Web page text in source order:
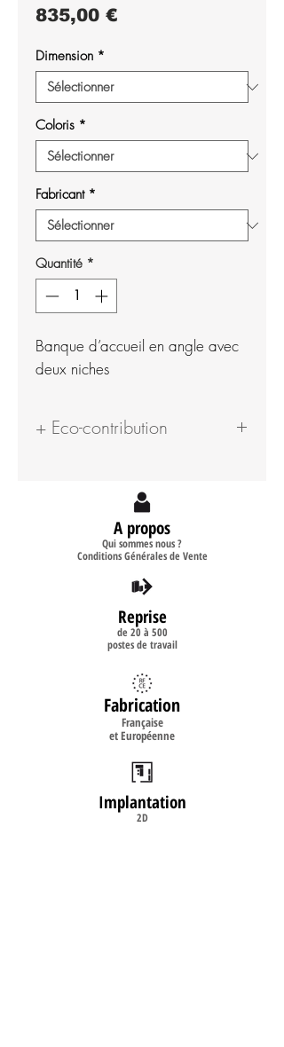
835,00 €Prix
Dimension *
Coloris *
Fabricant *
Quantité *
Banque d’accueil en angle avec
deux niches
+ Eco-contribution
A propos
Qui sommes nous ?
Conditions Générales de Vente
Reprise
de 20 à 500
postes de travail
Fabrication
Française
et Européenne
Implantation
2D